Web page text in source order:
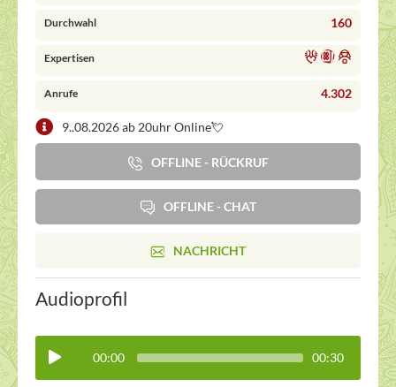
Durchwahl 160
Expertisen
Anrufe 4.302
9..08.2026 ab 20uhr Online💘
OFFLINE - RÜCKRUF
OFFLINE - CHAT
NACHRICHT
Audioprofil
00:00 00:30